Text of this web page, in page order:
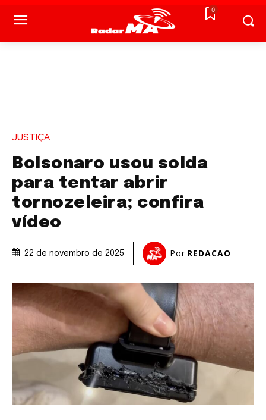
0
JUSTIÇA
Bolsonaro usou solda
para tentar abrir
tornozeleira; confira
vídeo
22 de novembro de 2025 Por REDACAO